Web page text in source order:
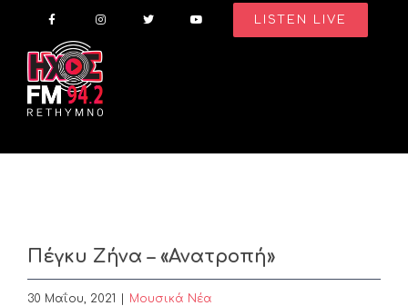
content
LISTEN LIVE
Πέγκυ Ζήνα – «Ανατροπή»
30 Μαΐου, 2021 | Μουσικά Νέα